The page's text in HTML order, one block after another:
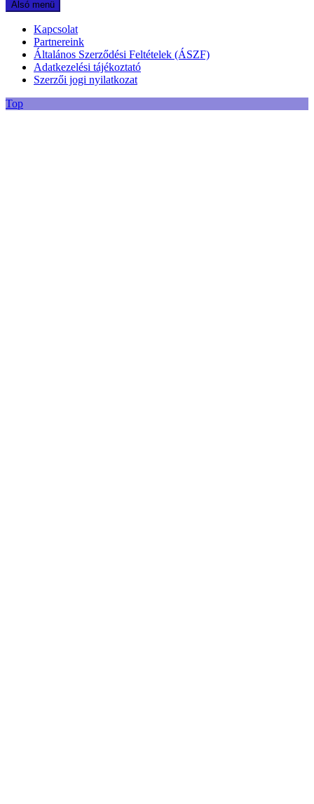
Alsó menü
Kapcsolat
Partnereink
Általános Szerződési Feltételek (ÁSZF)
Adatkezelési tájékoztató
Szerzői jogi nyilatkozat
Top